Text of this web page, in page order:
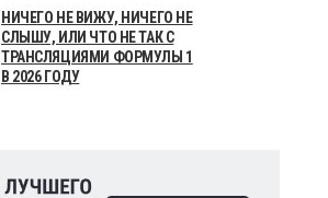
НИЧЕГО НЕ ВИЖУ, НИЧЕГО НЕ
СЛЫШУ, ИЛИ ЧТО НЕ ТАК С
ТРАНСЛЯЦИЯМИ ФОРМУЛЫ 1
В 2026 ГОДУ